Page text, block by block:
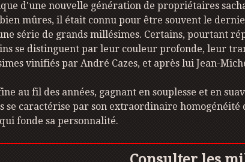
d'une nouvelle génération de propriétaires
mûres, il était connu pour être souvent le
série de grands millésimes. Certains, pourtant
se distinguent par leur couleur profonde, leur
vinifiés par André Cazes, et après lui Jean-
au fil des années, gagnant en souplesse et en
se caractérise par son extraordinaire
fonde sa personnalité.